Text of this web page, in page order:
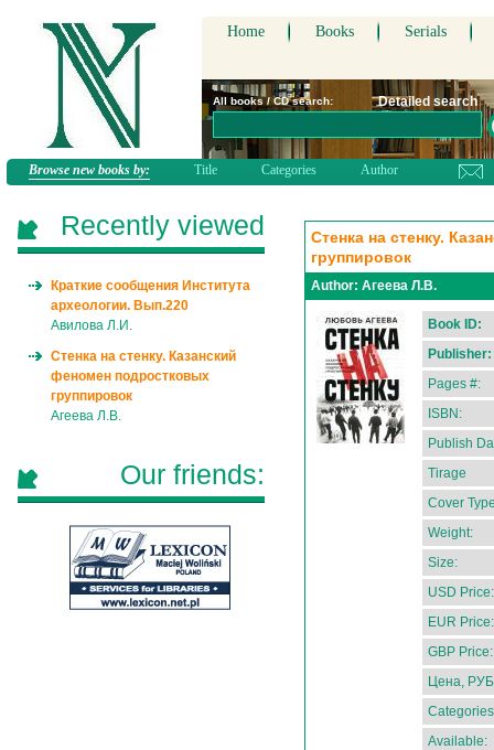
Home Books Serials
All books / CD search: Detailed search
Browse new books by: Title Categories Author
Стенка на стенку.
группировок
Author: Агеева Л.В.
Book ID:
Publisher:
Pages #:
ISBN:
Publish
Tirage
Cover
Weight:
Size:
USD Price:
EUR Price:
GBP Price:
Цена,
Available:
Recently viewed
Краткие сообщения Института
археологии. Вып.220
Авилова Л.И.
Стенка на стенку. Казанский
феномен подростковых
группировок
Агеева Л.В.
Our friends: